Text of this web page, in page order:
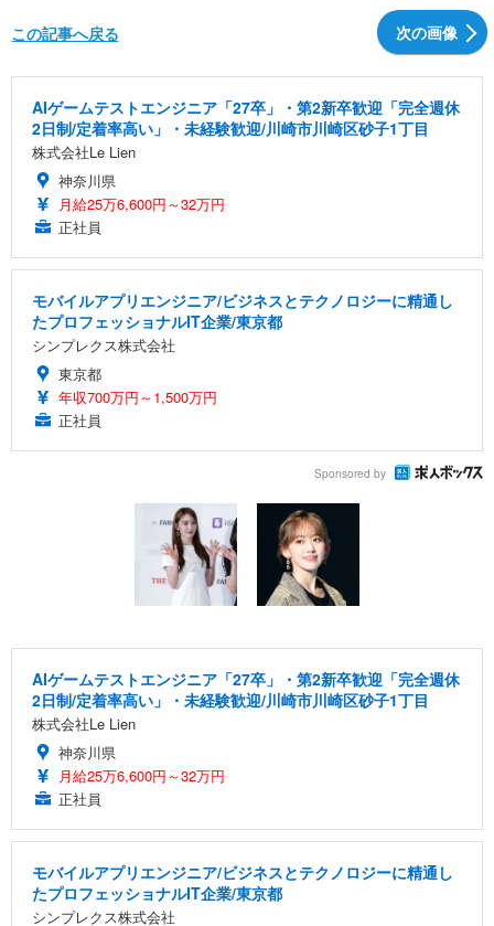
次の画像
この記事へ戻る
AIゲームテストエンジニア「27卒」・第2新卒歓迎「完全週休
2日制/定着率高い」・未経験歓迎/川崎市川崎区砂子1丁目
株式会社Le Lien
神奈川県
月給25万6,600円～32万円
正社員
モバイルアプリエンジニア/ビジネスとテクノロジーに精通し
たプロフェッショナルIT企業/東京都
シンプレクス株式会社
東京都
年収700万円～1,500万円
正社員
Sponsored by
AIゲームテストエンジニア「27卒」・第2新卒歓迎「完全週休
2日制/定着率高い」・未経験歓迎/川崎市川崎区砂子1丁目
株式会社Le Lien
神奈川県
月給25万6,600円～32万円
正社員
モバイルアプリエンジニア/ビジネスとテクノロジーに精通し
たプロフェッショナルIT企業/東京都
シンプレクス株式会社